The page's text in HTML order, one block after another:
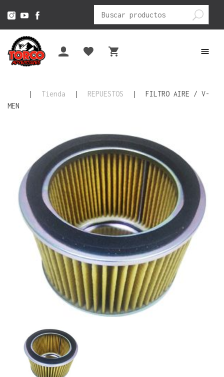
Buscar
por:
| Tienda | REPUESTOS |
FILTRO AIRE / V-
MEN